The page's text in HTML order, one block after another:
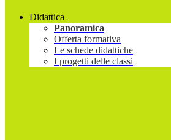
Didattica
Panoramica
Offerta formativa
Le schede didattiche
I progetti delle classi